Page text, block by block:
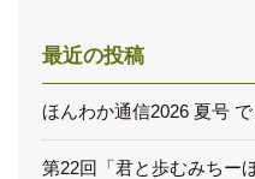
最近の投稿
ほんわか通信2026 夏号 で
第22回「君と歩むみちー